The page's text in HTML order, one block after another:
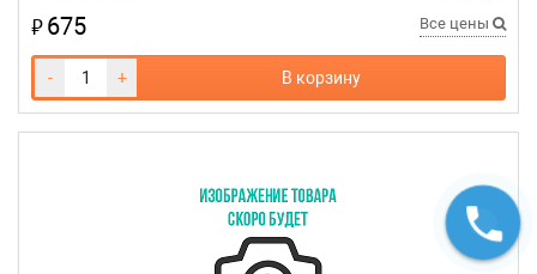
₽675 Все цены
- + В корзину